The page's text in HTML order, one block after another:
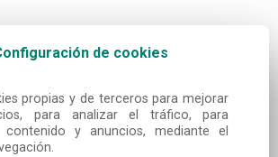
de cookies
propias y de terceros para mejorar
para analizar el tráfico, para
contenido y anuncios, mediante el